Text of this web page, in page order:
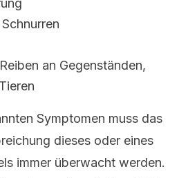
an Gegenständen,
Symptomen muss das
dieses oder eines
immer überwacht werden.